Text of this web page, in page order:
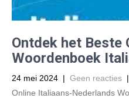
Ontdek het Beste
Woordenboek
24 mei 2024 | Geen reacties |
Online Italiaans-Nederlands